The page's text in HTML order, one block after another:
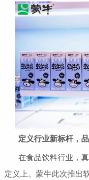
定义行业新标杆，
在食品饮料行业，
定义上。蒙牛此次推